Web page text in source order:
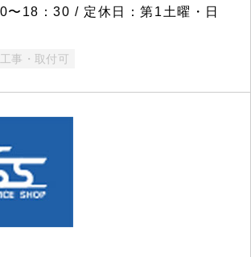
〜18：30 / 定休日：第1土曜・日
工事・取付可